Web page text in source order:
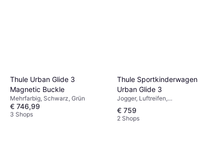
Thule Urban Glide 3
Magnetic Buckle
Mehrfarbig, Schwarz, Grün
€ 746,99
3 Shops
Thule Sportkinderwagen
Urban Glide 3
Jogger, Luftreifen,
Einhandbedienung, Regenschutz,
Verstellbare Fußstütze, Warenkorb,
Liegeposition, Einstellbarer Griff,
€ 759
2 Shops